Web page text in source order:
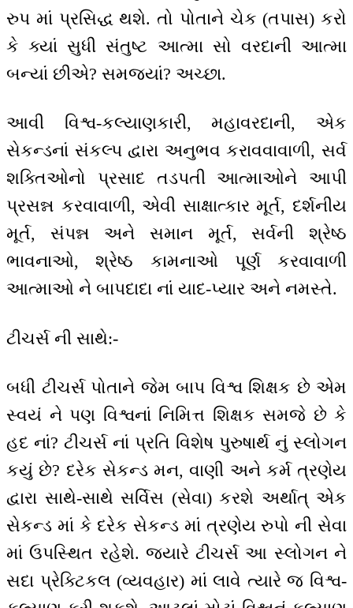
રુપ માં પ્રસિદ્ધ થશે. તો પોતાને ચેક (તપાસ) કરો
કે ક્યાં સુધી સંતુષ્ટ આત્મા સો વરદાની આત્મા
બન્યાં છીએ? સમજ્યાં? અચ્છા.
આવી વિશ્વ-કલ્યાણકારી, મહાવરદાની, એક
સેકન્ડનાં સંકલ્પ દ્વારા અનુભવ કરાવવાવાળી, સર્વ
શક્તિઓનો પ્રસાદ તડપતી આત્માઓને આપી
પ્રસન્ન કરવાવાળી, એવી સાક્ષાત્કાર મૂર્ત, દર્શનીય
મૂર્ત, સંપન્ન અને સમાન મૂર્ત, સર્વની શ્રેષ્ઠ
ભાવનાઓ, શ્રેષ્ઠ કામનાઓ પૂર્ણ કરવાવાળી
આત્માઓ ને બાપદાદા નાં યાદ-પ્યાર અને નમસ્તે.
ટીચર્સ ની સાથે:-
બધી ટીચર્સ પોતાને જેમ બાપ વિશ્વ શિક્ષક છે એમ
સ્વયં ને પણ વિશ્વનાં નિમિત્ત શિક્ષક સમજે છે કે
હદ નાં? ટીચર્સ નાં પ્રતિ વિશેષ પુરુષાર્થ નું સ્લોગન
કયું છે? દરેક સેકન્ડ મન, વાણી અને કર્મ ત્રણેય
દ્વારા સાથે-સાથે સર્વિસ (સેવા) કરશે અર્થાત્ એક
સેકન્ડ માં કે દરેક સેકન્ડ માં ત્રણેય રુપો ની સેવા
માં ઉપસ્થિત રહેશે. જ્યારે ટીચર્સ આ સ્લોગન ને
સદા પ્રેક્ટિકલ (વ્યવહાર) માં લાવે ત્યારે જ વિશ્વ-